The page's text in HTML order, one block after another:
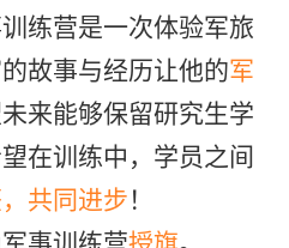
练营是一次体验军旅
故事与经历让他的军
来能够保留研究生学
在训练中，学员之间
共同进步！